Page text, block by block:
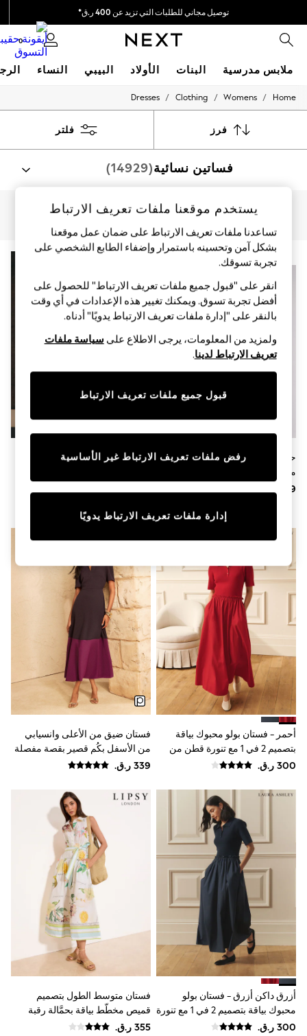
توصيل مجاني للطلبات التي تزيد عن 400 ر.ق*
نحن نقوم بدفع جميع الرسوم 0
ملابس مدرسية البنات الأولاد البيبي النساء
HOLIDAY SHOP
Modest Holiday Outfits
Girls
Sunset Styles
Dresses
Sets & Outfits
Linen Collection
Swimwear & Beachwear
Tops & T-Shirts
Sandals & Sliders
Jumpsuits & Playsuits
Shorts & Skirts
Sun Safe
Sun Hats & Caps
Sunglasses
Women's Holiday Shop
Women's Travel Styles
Dresses
Linen Collection
Swimwear
Jumpsuits & Playsuits
Beachwear
Skirts
Sunglasses
Boys' Travel Styles
Sunset Styles
Sets & Outfits
Linen Collection
Tops & T-Shirts
Shirts
Polo Shirts
Swimwear
Shorts
Sandals & Clogs
Sun Safe
Rash Vests
Sun Hats & Caps
Sunglasses
Baby Holiday Shop
Baby Summer Nightwear
Sets & Outfits
Rompers
Sandals
Swimwear
Sun Hats & Caps
Mens' Holiday Shop
Shirts
Linen Collection
Polo Shirts
Tops & T-Shirts
Trousers & Chinos
Jeans
Sandals
Shorts
Swimwear
Hats & Caps
Vests
Sunglasses
Beach Towels
Home
/
Womens
/
Clothing
/
Dresses
فرز فلتر
فساتين نسائية(14929)
تسوق حسب الفئة
فساتين
حزمة من 2 فستان ماكسي بخصر
منخفض من الجيرسي والنسيج من
The Set
أبيض زهور - فستان متوسط
أحمر - فستان بولو محبوك بياقة
بتصميم 2 في 1 مع تنورة قطن من
Laura Ashley
فستان ضيق من الأعلى وانسيابي
من الأسفل بكُم قصير بقصة مفصلة
أزرق داكن أزرق - فستان بولو
محبوك بياقة بتصميم 2 في 1 مع تنورة
قطن من Laura Ashley
فستان متوسط الطول بتصميم
قميص مخطّط بياقة بحمَّالة رقبة
وحزام رباط من Lipsy
يستخدم موقعنا ملفات تعريف الارتباط
تساعدنا ملفات تعريف الارتباط على ضمان عمل موقعنا
بشكل آمن وتحسينه باستمرار وإضفاء الطابع الشخصي على
تجربة تسوقك.‏
انقر على "قبول جميع ملفات تعريف الارتباط" للحصول على
أفضل تجربة تسوق. ويمكنك تغيير هذه الإعدادات في أي وقت
بالنقر على "إدارة ملفات تعريف الارتباط يدويًا" أدناه.
ولمزيد من المعلومات، يرجى الاطلاع على سياسة ملفات
تعريف الارتباط لدينا.
قبول جميع ملفات تعريف الارتباط
رفض ملفات تعريف الارتباط غير الأساسية
إدارة ملفات تعريف الارتباط يدويًا